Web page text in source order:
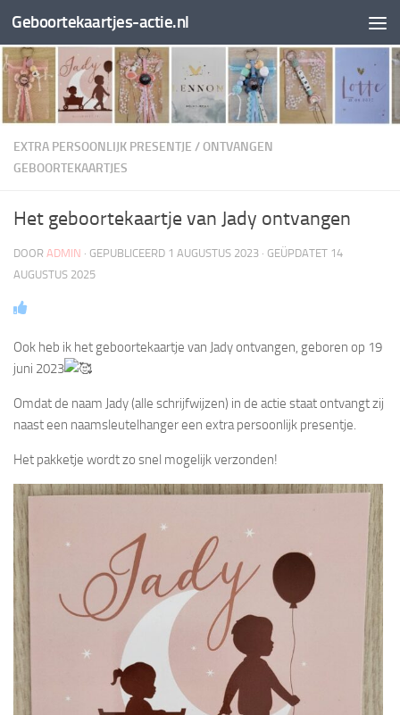
Doorgaan naar inhoud
Geboortekaartjes-actie.nl
EXTRA PERSOONLIJK PRESENTJE /ONTVANGEN
GEBOORTEKAARTJES
Het geboortekaartje van Jady ontvangen
DOOR ADMIN · GEPUBLICEERD 1 AUGUSTUS 2023 · GEÜPDATET 14
AUGUSTUS 2025
Ook heb ik het geboortekaartje van Jady ontvangen, geboren op 19
juni 2023
Omdat de naam Jady (alle schrijfwijzen) in de actie staat ontvangt zij
naast een naamsleutelhanger een extra persoonlijk presentje.
Het pakketje wordt zo snel mogelijk verzonden!